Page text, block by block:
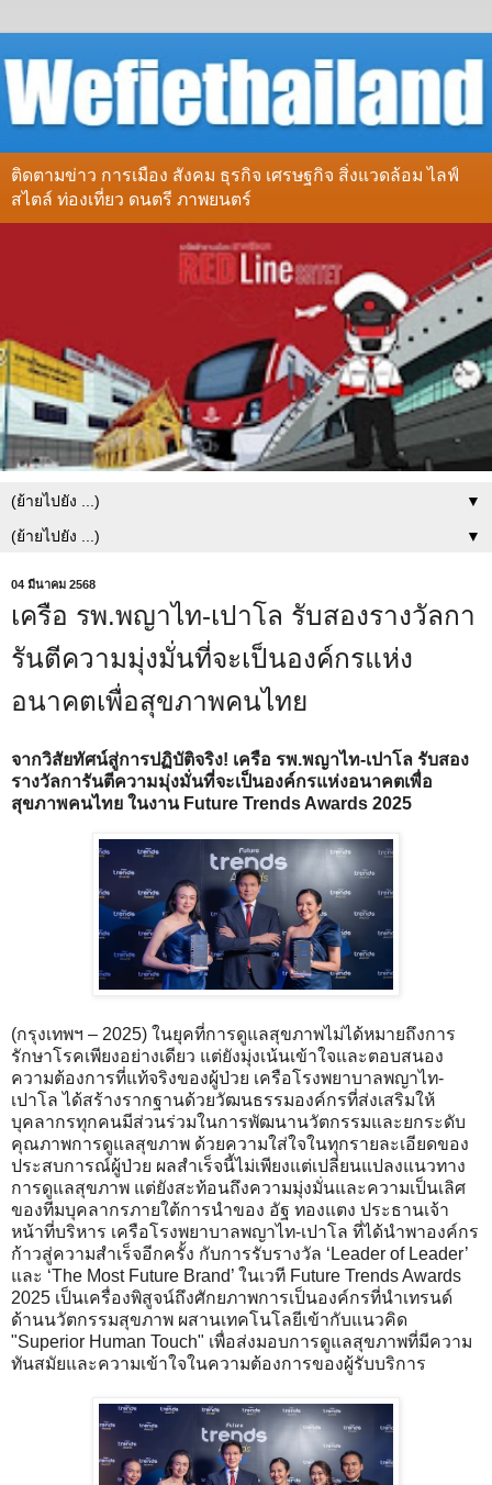
ติดตามข่าว การเมือง สังคม ธุรกิจ เศรษฐกิจ สิ่งแวดล้อม ไลฟ์
สไตล์ ท่องเที่ยว ดนตรี ภาพยนตร์
▼
▼
04 มีนาคม 2568
เครือ รพ.พญาไท-เปาโล รับสองรางวัลกา
รันตีความมุ่งมั่นที่จะเป็นองค์กรแห่ง
อนาคตเพื่อสุขภาพคนไทย
จากวิสัยทัศน์สู่การปฏิบัติจริง! เครือ รพ.พญาไท-เปาโล รับสอง
รางวัลการันตีความมุ่งมั่นที่จะเป็นองค์กรแห่งอนาคตเพื่อ
สุขภาพคนไทย ในงาน Future Trends Awards 2025
(กรุงเทพฯ – 2025) ในยุคที่การดูแลสุขภาพไม่ได้หมายถึงการ
รักษาโรคเพียงอย่างเดียว แต่ยังมุ่งเน้นเข้าใจและตอบสนอง
ความต้องการที่แท้จริงของผู้ป่วย เครือโรงพยาบาลพญาไท-
เปาโล ได้สร้างรากฐานด้วยวัฒนธรรมองค์กรที่ส่งเสริมให้
บุคลากรทุกคนมีส่วนร่วมในการพัฒนานวัตกรรมและยกระดับ
คุณภาพการดูแลสุขภาพ ด้วยความใส่ใจในทุกรายละเอียดของ
ประสบการณ์ผู้ป่วย ผลสำเร็จนี้ไม่เพียงแต่เปลี่ยนแปลงแนวทาง
การดูแลสุขภาพ แต่ยังสะท้อนถึงความมุ่งมั่นและความเป็นเลิศ
ของทีมบุคลากรภายใต้การนำของ อัฐ ทองแตง ประธานเจ้า
หน้าที่บริหาร เครือโรงพยาบาลพญาไท-เปาโล ที่ได้นำพาองค์กร
ก้าวสู่ความสำเร็จอีกครั้ง กับการรับรางวัล ‘Leader of Leader’
และ ‘The Most Future Brand’ ในเวที Future Trends Awards
2025 เป็นเครื่องพิสูจน์ถึงศักยภาพการเป็นองค์กรที่นำเทรนด์
ด้านนวัตกรรมสุขภาพ ผสานเทคโนโลยีเข้ากับแนวคิด
"Superior Human Touch" เพื่อส่งมอบการดูแลสุขภาพที่มีความ
ทันสมัยและความเข้าใจในความต้องการของผู้รับบริการ